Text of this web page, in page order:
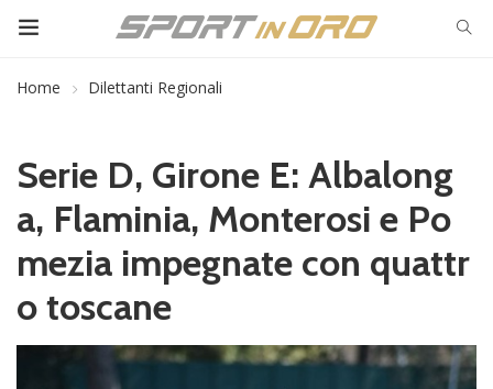
Home Dilettanti Regionali
Serie D, Girone E: Albalong
a, Flaminia, Monterosi e Po
mezia impegnate con quattr
o toscane